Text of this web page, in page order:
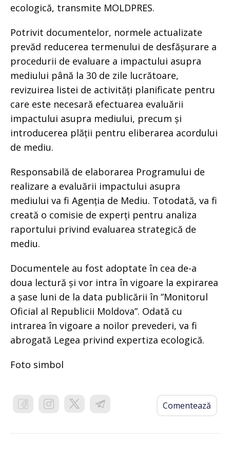
ecologică, transmite MOLDPRES.
Potrivit documentelor, normele actualizate
prevăd reducerea termenului de desfășurare a
procedurii de evaluare a impactului asupra
mediului până la 30 de zile lucrătoare,
revizuirea listei de activități planificate pentru
care este necesară efectuarea evaluării
impactului asupra mediului, precum și
introducerea plății pentru eliberarea acordului
de mediu.
Responsabilă de elaborarea Programului de
realizare a evaluării impactului asupra
mediului va fi Agenția de Mediu. Totodată, va fi
creată o comisie de experți pentru analiza
raportului privind evaluarea strategică de
mediu.
Documentele au fost adoptate în cea de-a
doua lectură și vor intra în vigoare la expirarea
a șase luni de la data publicării în ”Monitorul
Oficial al Republicii Moldova”. Odată cu
intrarea în vigoare a noilor prevederi, va fi
abrogată Legea privind expertiza ecologică.
Foto simbol
Comentează